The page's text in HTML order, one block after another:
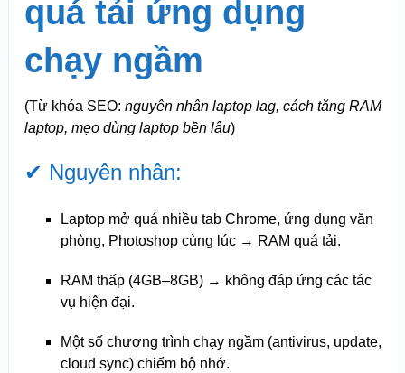
quá tải ứng dụng
chạy ngầm
(Từ khóa SEO: nguyên nhân laptop lag, cách tăng RAM
laptop, mẹo dùng laptop bền lâu)
✔ Nguyên nhân:
Laptop mở quá nhiều tab Chrome, ứng dụng văn
phòng, Photoshop cùng lúc → RAM quá tải.
RAM thấp (4GB–8GB) → không đáp ứng các tác
vụ hiện đại.
Một số chương trình chạy ngầm (antivirus, update,
cloud sync) chiếm bộ nhớ.